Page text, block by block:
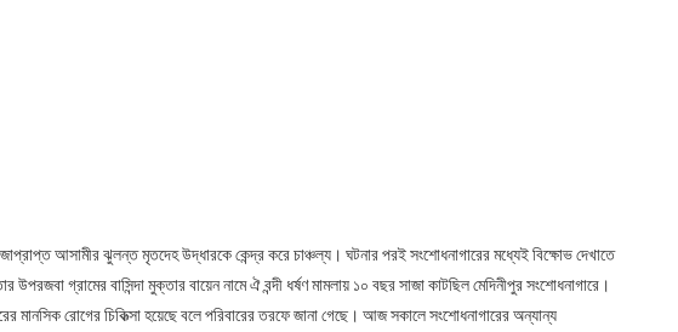
আসামীর ঝুলন্ত মৃতদেহ উদ্ধারকে কেন্দ্র করে চাঞ্চল্য। ঘটনার পরই সংশোধনাগারের মধ্যেই বিক্ষোভ দেখাতে
উপরজবা গ্রামের বাসিন্দা মুক্তার বায়েন নামে ঐ বন্দী ধর্ষণ মামলায় ১০ বছর সাজা কাটছিল মেদিনীপুর সংশোধনাগারে।
মানসিক রোগের চিকিত্‍সা হয়েছে বলে পরিবারের তরফে জানা গেছে। আজ সকালে সংশোধনাগারের অন্যান্য